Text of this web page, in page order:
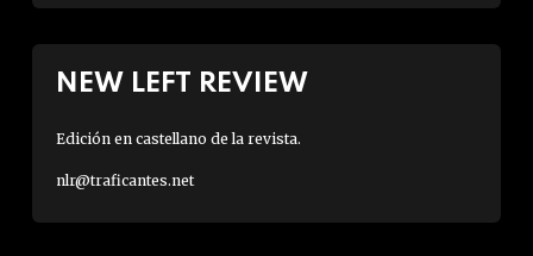
NEW LEFT REVIEW
Edición en castellano de la revista.
nlr@traficantes.net